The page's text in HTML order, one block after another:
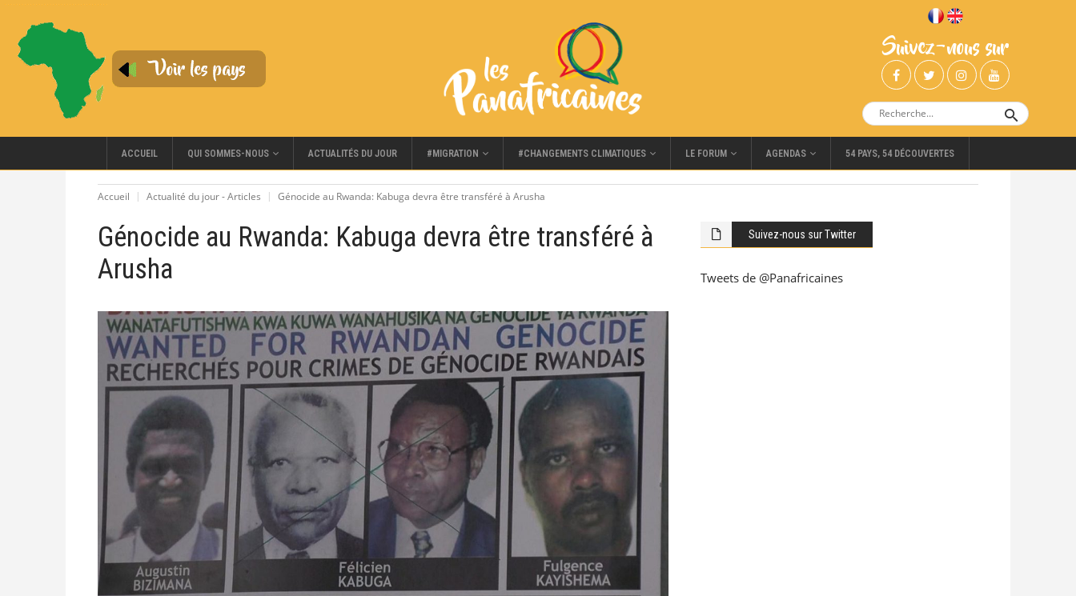
Suivez-nous sur
ACCUEIL QUI SOMMES-NOUS ACTUALITÉS DU JOUR #MIGRATION #CHANGEMENTS CLIMATIQUES LE FORUM AGENDAS 54 PAYS, 54 DÉCOUVERTES
Accueil Actualité du jour - Articles Génocide au Rwanda: Kabuga devra être transféré à Arusha
Génocide au Rwanda: Kabuga devra être transféré à
Arusha
Suivez-nous sur Twitter
Tweets de @Panafricaines